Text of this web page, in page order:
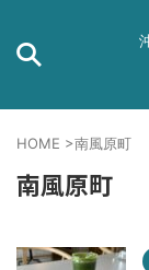
HOME >南風原町
南風原町